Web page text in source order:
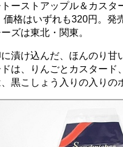
ーストアップル＆カスタ
格はいずれも320円。発
ズは東北・関東。
漬け込んだ、ほんのり甘
は、りんごとカスター
黒こしょう入りの入りの